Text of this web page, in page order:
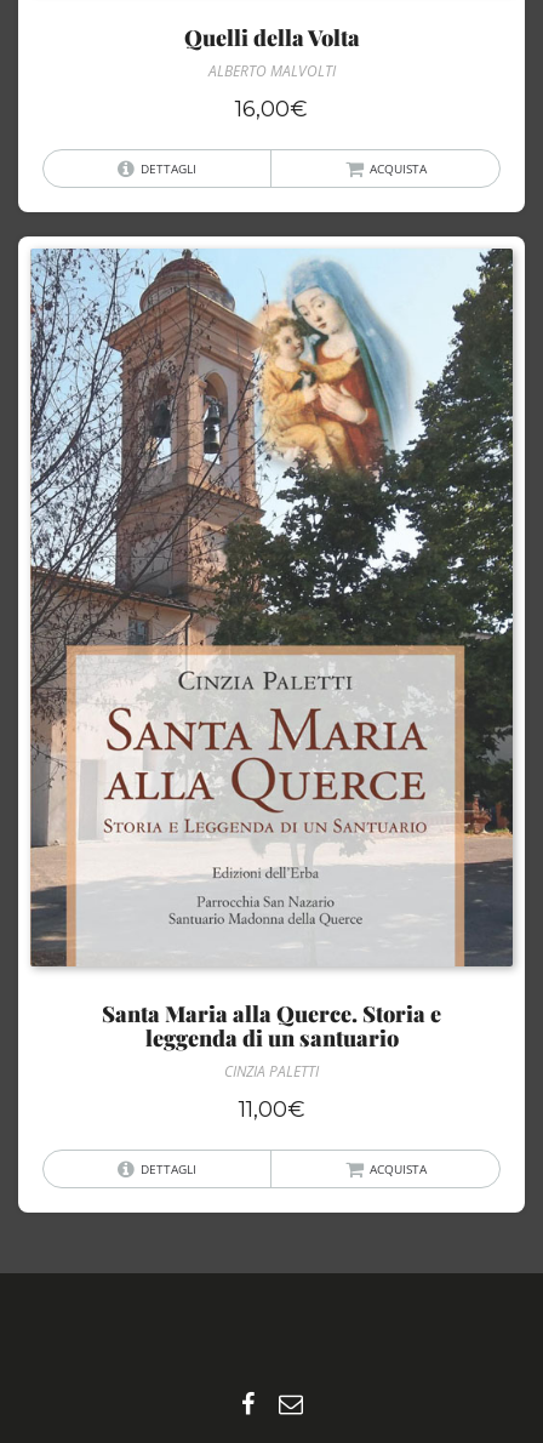
Quelli della Volta
ALBERTO MALVOLTI
16,00€
DETTAGLI ACQUISTA
Santa Maria alla Querce. Storia e
leggenda di un santuario
CINZIA PALETTI
11,00€
DETTAGLI ACQUISTA